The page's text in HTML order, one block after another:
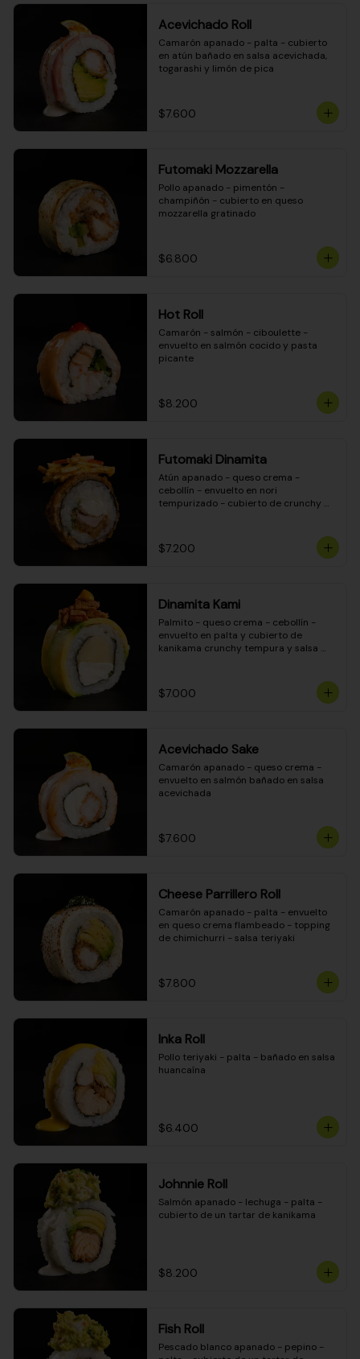
Acevichado Roll
Camarón apanado - palta - cubierto
en atún bañado en salsa acevichada,
togarashi y limón de pica
$7.600
Futomaki Mozzarella
Pollo apanado - pimentón -
champiñón - cubierto en queso
mozzarella gratinado
$6.800
Hot Roll
Camarón - salmón - ciboulette -
envuelto en salmón cocido y pasta
picante
$8.200
Futomaki Dinamita
Atún apanado - queso crema -
cebollín - envuelto en nori
tempurizado - cubierto de crunchy
$7.200
Dinamita Kami
Palmito - queso crema - cebollín -
envuelto en palta y cubierto de
kanikama crunchy tempura y salsa
$7.000
Acevichado Sake
Camarón apanado - queso crema -
envuelto en salmón bañado en salsa
acevichada
$7.600
Cheese Parrillero Roll
Camarón apanado - palta - envuelto
en queso crema flambeado - topping
de chimichurri - salsa teriyaki
$7.800
Inka Roll
Pollo teriyaki - palta - bañado en salsa
huancaína
$6.400
Johnnie Roll
Salmón apanado - lechuga - palta -
cubierto de un tartar de kanikama
$8.200
Fish Roll
Pescado blanco apanado - pepino -